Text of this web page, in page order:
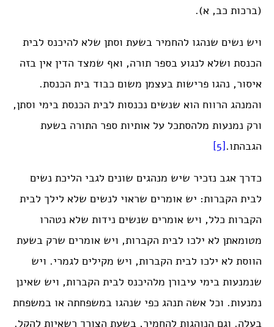
(ברכות כב, א).
ויש נשים שנהגו להחמיר בשעת וסתן שלא להיכנס לבית
הכנסת ושלא לנגוע בספר תורה, ואף שמצד הדין אין בזה
איסור, נהגו פרישות בעצמן משום כבוד בית הכנסת.
והמנהג הרווח הוא שנשים נכנסות לבית הכנסת בימי וסתן,
ורק נמנעות מלהסתכל על אותיות ספר התורה בשעת
הגבהתו.[5]
כדרך אגב נזכיר שיש מנהגים שונים לגבי הליכת נשים
לבית הקברות: יש אומרים שראוי לנשים שלא לילך לבית
הקברות כלל, ויש אומרים שנשים נידות שלא נטהרו
מטומאתן לא ילכו לבית הקברות, ויש אומרים שרק בשעת
הווסת לא ילכו לבית הקברות, ויש מקילים לגמרי. ויש
שנמנעות בימי עיבורן מלהיכנס לבית הקברות, ויש שאינן
נמנעות. וכל אשה תנהג כפי שנהגו במשפחתה או במשפחת
בעלה. וגם הנוהגות להחמיר, בשעת הצורך רשאיות להקל.